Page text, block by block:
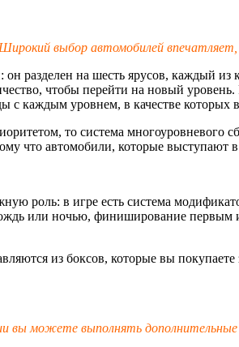
Широкий выбор автомобилей впечатляет,
разделен на шесть ярусов, каждый
чтобы перейти на новый
с каждым уровнем, в качестве
то система многоуровневого
что автомобили, которые
роль: в игре есть система
или ночью, финиширование первым
из боксов, которые вы
вы можете выполнять дополнительные